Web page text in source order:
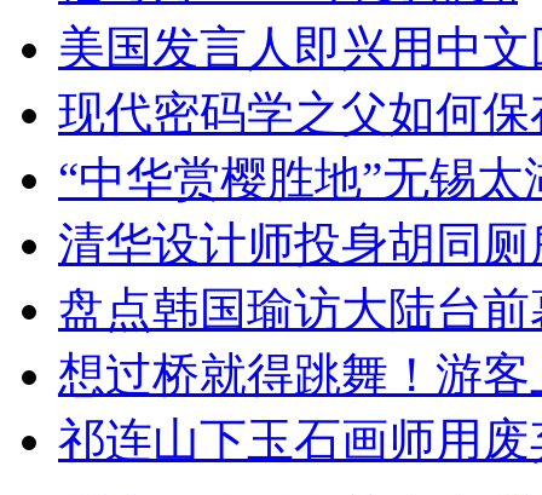
美国发言人即兴用中
现代密码学之父如何
“中华赏樱胜地”无锡
清华设计师投身胡同
盘点韩国瑜访大陆台
想过桥就得跳舞！游客
祁连山下玉石画师用